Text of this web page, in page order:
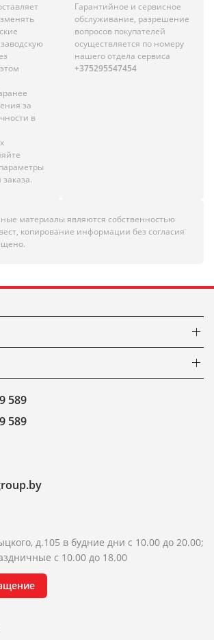
за
в
Гарантийное и сервисное
обслуживание, разрешение
вопросов покупателей
осуществляется по номеру
нашего отдела сервиса
+375295547454
материалы являются собственностью
копирование информации без согласия
589
589
д.105 в будние дни с 10.00 до 20.00;
с 10.00 до 18.00